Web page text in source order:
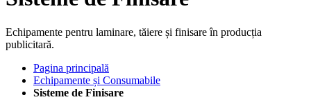
Echipamente pentru laminare, tăiere și finisare în producția
publicitară.
Pagina principală
Echipamente și Consumabile
Sisteme de Finisare